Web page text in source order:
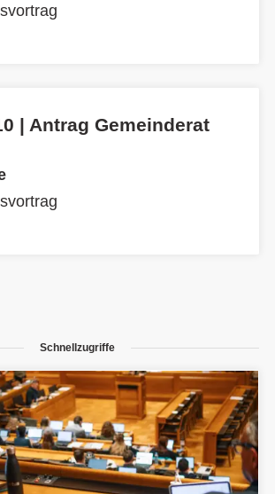
| Antrag Gemeinderat
Schnellzugriffe